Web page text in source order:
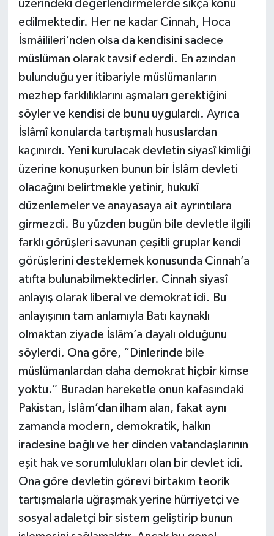
üzerindeki değerlendirmelerde sıkça konu
edilmektedir. Her ne kadar Cinnah, Hoca
İsmâilîleri’nden olsa da kendisini sadece
müslüman olarak tavsif ederdi. En azından
bulunduğu yer itibariyle müslümanların
mezhep farklılıklarını aşmaları gerektiğini
söyler ve kendisi de bunu uygulardı. Ayrıca
İslâmî konularda tartışmalı hususlardan
kaçınırdı. Yeni kurulacak devletin siyasî kimliği
üzerine konuşurken bunun bir İslâm devleti
olacağını belirtmekle yetinir, hukukî
düzenlemeler ve anayasaya ait ayrıntılara
girmezdi. Bu yüzden bugün bile devletle ilgili
farklı görüşleri savunan çeşitli gruplar kendi
görüşlerini desteklemek konusunda Cinnah’a
atıfta bulunabilmektedirler. Cinnah siyasî
anlayış olarak liberal ve demokrat idi. Bu
anlayışının tam anlamıyla Batı kaynaklı
olmaktan ziyade İslâm’a dayalı olduğunu
söylerdi. Ona göre, “Dinlerinde bile
müslümanlardan daha demokrat hiçbir kimse
yoktu.” Buradan hareketle onun kafasındaki
Pakistan, İslâm’dan ilham alan, fakat aynı
zamanda modern, demokratik, halkın
iradesine bağlı ve her dinden vatandaşlarının
eşit hak ve sorumlulukları olan bir devlet idi.
Ona göre devletin görevi birtakım teorik
tartışmalarla uğraşmak yerine hürriyetçi ve
sosyal adaletçi bir sistem geliştirip bunun